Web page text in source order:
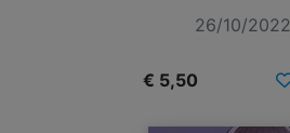
26/10/2022
€ 5,50